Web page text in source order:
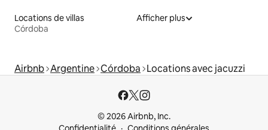
Locations de villas
Córdoba
Afficher plus
Airbnb Argentine Córdoba Locations avec jacuzzi
© 2026 Airbnb, Inc.